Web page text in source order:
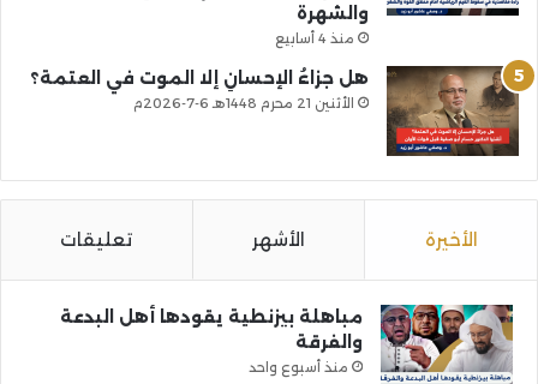
والشهرة
منذ 4 أسابيع
هل جزاءُ الإحسانِ إلا الموت في العتمة؟
الأثنين 21 محرم 1448هـ 6-7-2026م
الأخيرة الأشهر تعليقات
مباهلة بيزنطية يقودها أهل البدعة
والفرقة
منذ أسبوع واحد